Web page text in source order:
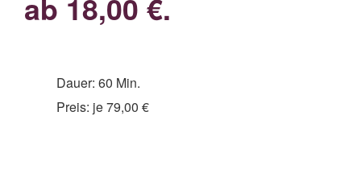
ab 18,00 €.
Dauer: 60 Min.
Preis: je 79,00 €